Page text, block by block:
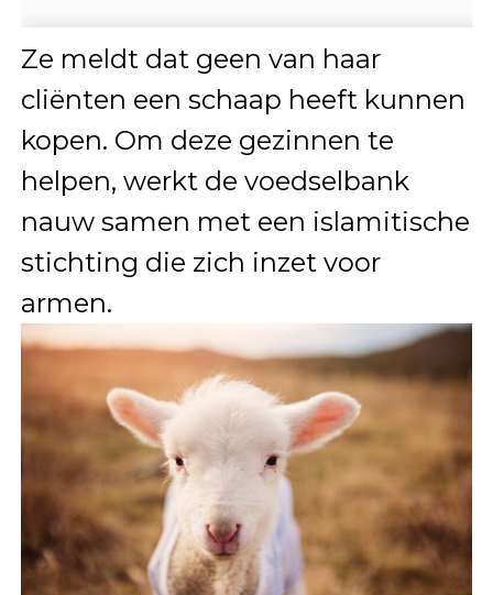
Ze meldt dat geen van haar
cliënten een schaap heeft kunnen
kopen. Om deze gezinnen te
helpen, werkt de voedselbank
nauw samen met een islamitische
stichting die zich inzet voor
armen.